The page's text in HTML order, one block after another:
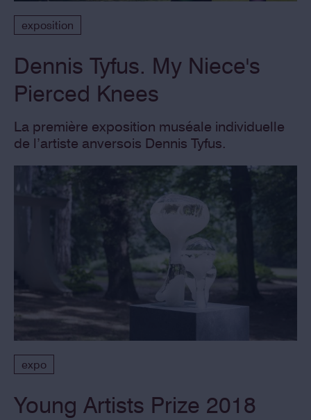
exposition
Dennis Tyfus. My Niece's
Pierced Knees
La première exposition muséale individuelle
de l’artiste anversois Dennis Tyfus.
expo
Young Artists Prize 2018